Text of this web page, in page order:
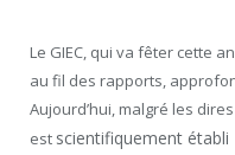
Le GIEC, qui va fêter cette
au fil des rapports,
Aujourd’hui, malgré les
est scientifiquement établi